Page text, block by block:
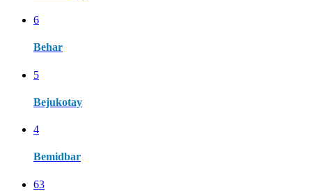
6
Behar
5
Bejukotay
4
Bemidbar
63